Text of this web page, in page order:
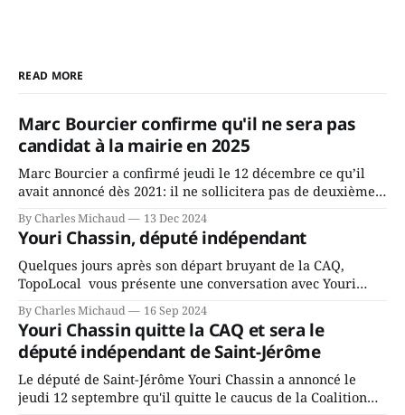
READ MORE
Marc Bourcier confirme qu'il ne sera pas
candidat à la mairie en 2025
Marc Bourcier a confirmé jeudi le 12 décembre ce qu’il
avait annoncé dès 2021: il ne sollicitera pas de deuxième
fait l’annonce en s’adressant aux employés de la ville,
rassemblés en soirée pour leur traditionnel souper
By Charles Michaud 13 Dec 2024
Youri Chassin, député indépendant
Quelques jours après son départ bruyant de la CAQ,
TopoLocal vous présente une conversation avec Youri
depuis longtemps? Sera-t-il candidat indépendant dans 2
ans? Joindrait-il un autre parti, par exemple les
conservateurs d’Éric Duhaime? Que lui
By Charles Michaud 16 Sep 2024
Youri Chassin quitte la CAQ et sera le
député indépendant de Saint-Jérôme
Le député de Saint-Jérôme Youri Chassin a annoncé le
jeudi 12 septembre qu'il quitte le caucus de la Coalition